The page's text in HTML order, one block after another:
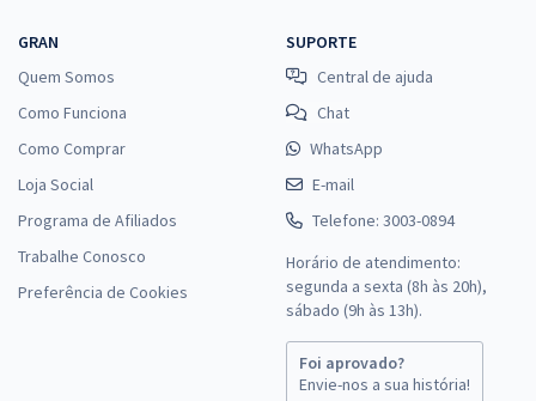
GRAN
Quem Somos
Como Funciona
Como Comprar
Loja Social
Programa de Afiliados
Trabalhe Conosco
Preferência de Cookies
SUPORTE
Central de ajuda
Chat
WhatsApp
E-mail
Telefone: 3003-0894
Horário de atendimento:
segunda a sexta (8h às 20h),
sábado (9h às 13h).
Foi aprovado?
Envie-nos a sua história!